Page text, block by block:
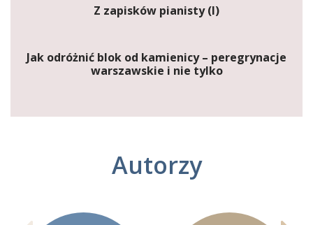
Z zapisków pianisty (I)
Jak odróżnić blok od kamienicy – peregrynacje
warszawskie i nie tylko
Autorzy